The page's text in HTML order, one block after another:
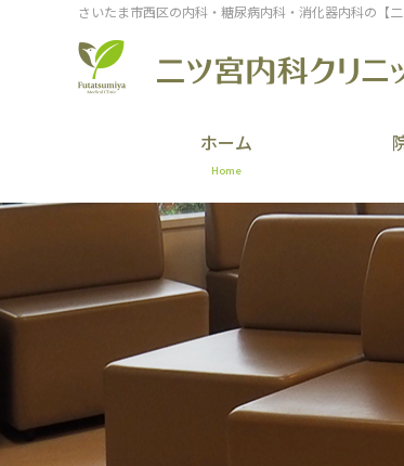
さいたま市西区の内科・糖尿病内科・消化器内科の【
ホーム
Home